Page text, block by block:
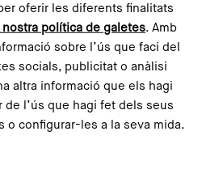
entorns crítics.
en la franja amb
13% (118 escoles)
25 punts sobre 28.
només representen el
oferir les diferents finalitats
nostra política de galetes. Amb
sobre l’ús que faci del
socials, publicitat o anàlisi
altra informació que els hagi
l’ús que hagi fet dels seus
o configurar-les a la seva mida.